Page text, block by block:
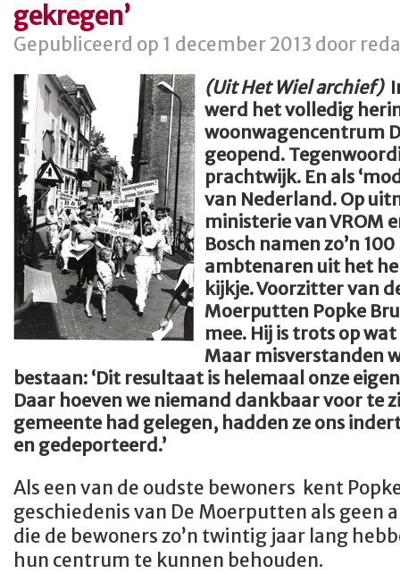
gekregen’
Gepubliceerd op 1 december 2013 door
(Uit Het Wiel archief)
werd het volledig
woonwagencentrum
geopend.
prachtwijk. En als
van Nederland. Op
ministerie van VROM
Bosch namen zo’n
ambtenaren uit het
kijkje. Voorzitter van
Moerputten Popke
mee. Hij is trots op
Maar misverstanden
bestaan: ‘Dit resultaat is helemaal onze
Daar hoeven we niemand dankbaar voor te
gemeente had gelegen, hadden ze ons
en gedeporteerd.’
Als een van de oudste bewoners kent
geschiedenis van De Moerputten als geen
die de bewoners zo’n twintig jaar lang
hun centrum te kunnen behouden.